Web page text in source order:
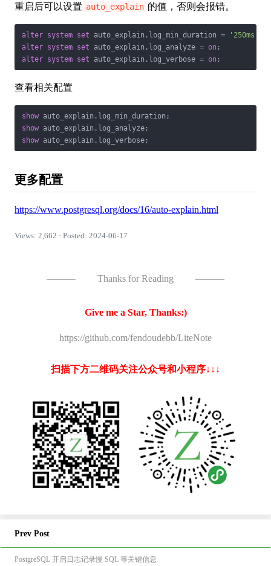
重启后可以设置 auto_explain 的值，否则会报错。
alter system set auto_explain.log_min_duration = '250ms'
alter system set auto_explain.log_analyze = on
alter system set auto_explain.log_verbose = on
查看相关配置
show
show
show
更多配置
https://www.postgresql.org/docs/16/auto-explain.html
Views: 2,662 · Posted: 2024-06-17
——— Thanks for Reading ———
Give me a Star, Thanks:)
https://github.com/fendoudebb/LiteNote
扫描下方二维码关注公众号和小程序↓↓↓
Prev Post
PostgreSQL 开启日志记录慢 SQL 等关键信息